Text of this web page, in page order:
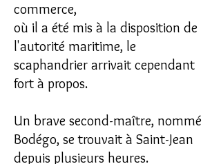
commerce,
où il a été mis à la disposition de
l'autorité maritime, le
scaphandrier arrivait cependant
fort à propos.
Un brave second-maître, nommé
Bodégo, se trouvait à Saint-Jean
depuis plusieurs heures.